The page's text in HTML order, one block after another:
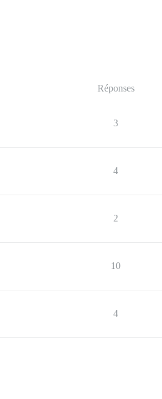
Réponses
3
4
2
10
4